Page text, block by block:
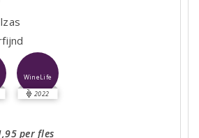
WineLife
2022
per fles